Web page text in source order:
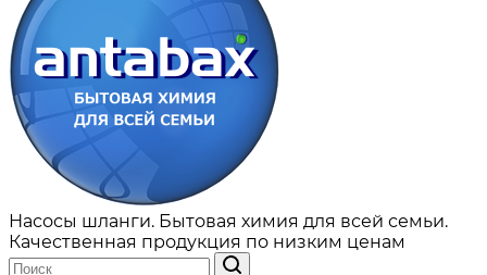
Насосы шланги. Бытовая химия для всей семьи.
Качественная продукция по низким ценам